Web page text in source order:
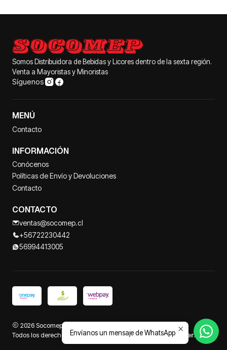
Somos Distribuidora de Bebidas y Licores dentro de la sexta región.
Venta a Mayoristas y Minoristas
Síguenos
MENÚ
Contacto
INFORMACIÓN
Conócenos
Políticas de Envío y Devoluciones
Contacto
CONTACTO
ventas@socomep.cl
+56722230442
56994413005
2026 Socomep.
Todos los derechos reservados.Desarrollado por Jumpseller.
Envíanos un mensaje de WhatsApp